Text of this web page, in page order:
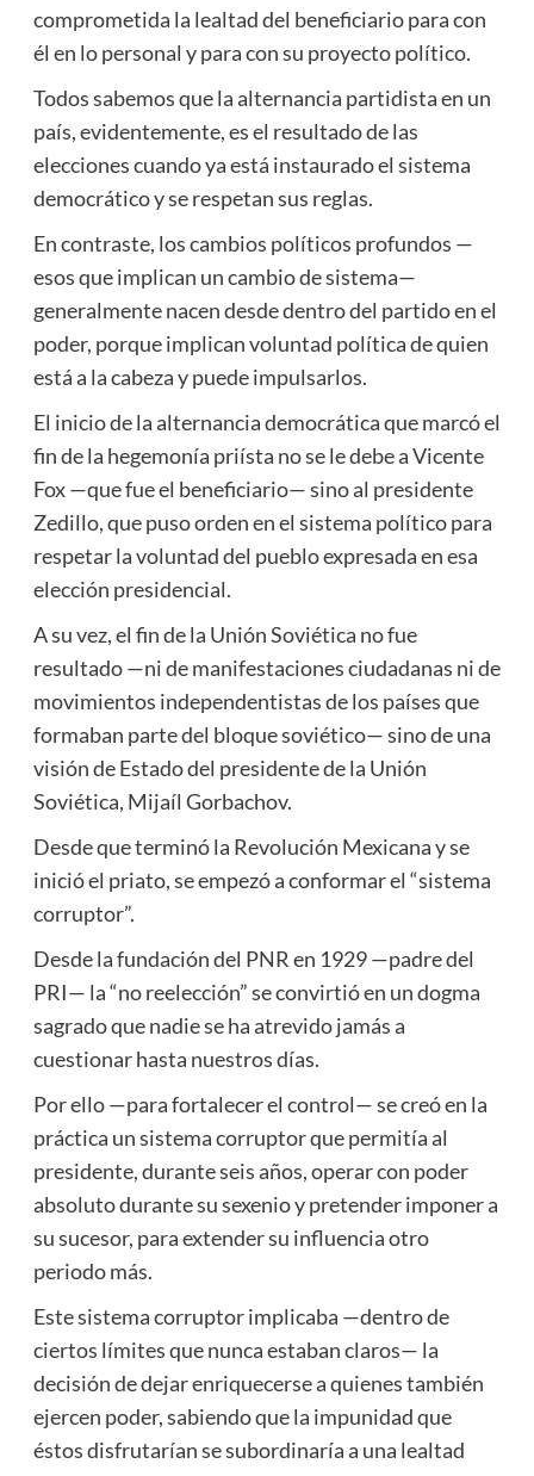
comprometida la lealtad del beneficiario para con
él en lo personal y para con su proyecto político.
Todos sabemos que la alternancia partidista en un
país, evidentemente, es el resultado de las
elecciones cuando ya está instaurado el sistema
democrático y se respetan sus reglas.
En contraste, los cambios políticos profundos —
esos que implican un cambio de sistema—
generalmente nacen desde dentro del partido en el
poder, porque implican voluntad política de quien
está a la cabeza y puede impulsarlos.
El inicio de la alternancia democrática que marcó el
fin de la hegemonía priísta no se le debe a Vicente
Fox —que fue el beneficiario— sino al presidente
Zedillo, que puso orden en el sistema político para
respetar la voluntad del pueblo expresada en esa
elección presidencial.
A su vez, el fin de la Unión Soviética no fue
resultado —ni de manifestaciones ciudadanas ni de
movimientos independentistas de los países que
formaban parte del bloque soviético— sino de una
visión de Estado del presidente de la Unión
Soviética, Mijaíl Gorbachov.
Desde que terminó la Revolución Mexicana y se
inició el priato, se empezó a conformar el “sistema
corruptor”.
Desde la fundación del PNR en 1929 —padre del
PRI— la “no reelección” se convirtió en un dogma
sagrado que nadie se ha atrevido jamás a
cuestionar hasta nuestros días.
Por ello —para fortalecer el control— se creó en la
práctica un sistema corruptor que permitía al
presidente, durante seis años, operar con poder
absoluto durante su sexenio y pretender imponer a
su sucesor, para extender su influencia otro
periodo más.
Este sistema corruptor implicaba —dentro de
ciertos límites que nunca estaban claros— la
decisión de dejar enriquecerse a quienes también
ejercen poder, sabiendo que la impunidad que
éstos disfrutarían se subordinaría a una lealtad